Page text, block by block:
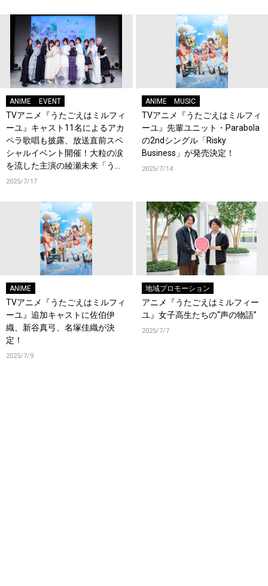
ANIME EVENT
TVアニメ『うたごえはミルフィ
ーユ』キャスト11名によるアカ
ペラ歌唱も披露、放送直前スペ
シャルイベント開催！大粒の涙
を流した主演の綾瀬未来「うた
ミルの音楽で皆さんに幸せを届
2025/7/17
ANIME MUSIC
TVアニメ『うたごえはミルフィ
ーユ』先輩ユニット・Parabola
の2ndシングル「Risky
Business」が発売決定！
2025/7/14
ANIME
TVアニメ『うたごえはミルフィ
ーユ』追加キャストに佐伯伊
織、新谷真弓、名塚佳織が決
定！
2025/7/9
地域プロモーション
アニメ『うたごえはミルフィー
ユ』女子高生たちの“声の物語”
2025/7/7